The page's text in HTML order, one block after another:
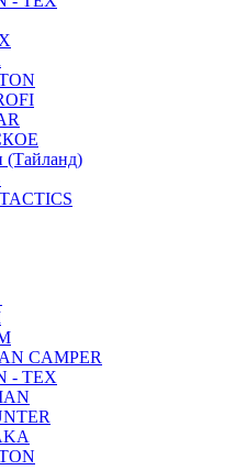
(Тайланд)
CAMPER
- TEX